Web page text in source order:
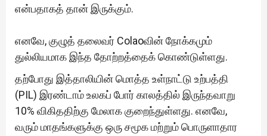
என்பதாகத் தான் இருக்கும்.
எனவே, குழுத் தலைவர் Colaoவின் நோக்கமும்
துல்லியமாக இந்த தோற்றத்தைக் கொண்டுள்ளது.
தற்போது இத்தாலியின் மொத்த உள்நாட்டு உற்பத்தி
(PIL) இரண்டாம் உலகப் போர் காலத்தில் இருந்தவாறு
10% விகிததிற்கு மேலாக குறைந்துள்ளது. எனவே,
வரும் மாதங்களுக்கு ஒரு சமூக மற்றும் பொருளாதார